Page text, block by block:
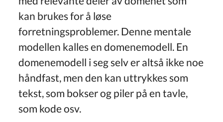
kan brukes for å løse
forretningsproblemer. Denne mentale
modellen kalles en domenemodell. En
domenemodell i seg selv er altså ikke noe
håndfast, men den kan uttrykkes som
tekst, som bokser og piler på en tavle,
som kode osv.